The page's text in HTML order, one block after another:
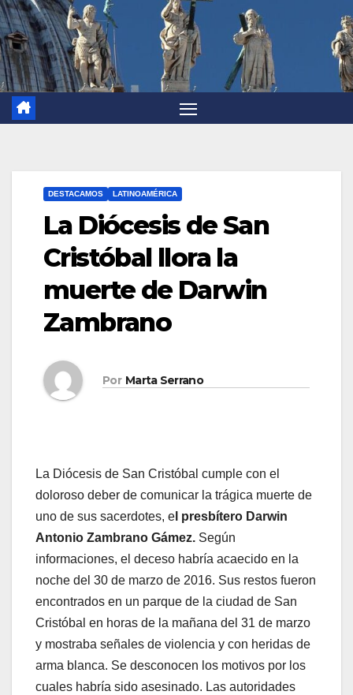
DESTACAMOS LATINOAMÉRICA
La Diócesis de San
Cristóbal llora la
muerte de Darwin
Zambrano
Por Marta Serrano
La Diócesis de San Cristóbal cumple con el
doloroso deber de comunicar la trágica muerte de
uno de sus sacerdotes, e l presbítero Darwin
Antonio Zambrano Gámez. Según
informaciones, el deceso habría acaecido en la
noche del 30 de marzo de 2016. Sus restos fueron
encontrados en un parque de la ciudad de San
Cristóbal en horas de la mañana del 31 de marzo
y mostraba señales de violencia y con heridas de
arma blanca. Se desconocen los motivos por los
cuales habría sido asesinado. Las autoridades